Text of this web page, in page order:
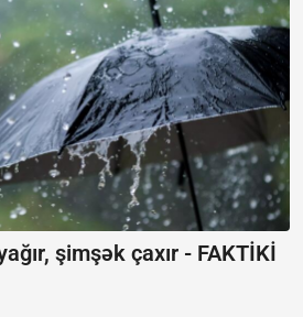
şimşək çaxır - FAKTİKİ